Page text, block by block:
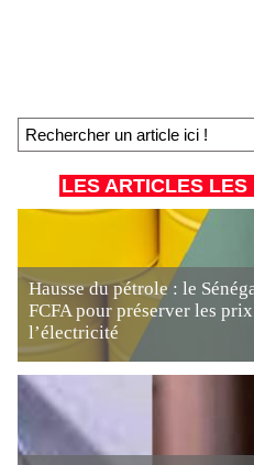
LES ARTICLES
Hausse du pétrole : le
FCFA pour préserver les
l’électricité